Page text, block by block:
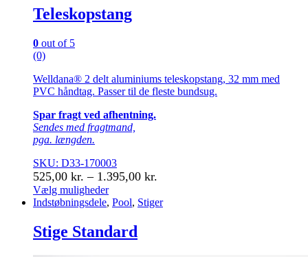
Teleskopstang
0 out of 5
(0)
Welldana® 2 delt aluminiums teleskopstang, 32 mm med
PVC håndtag. Passer til de fleste bundsug.
Spar fragt ved afhentning.
Sendes med fragtmand,
pga. længden.
SKU: D33-170003
525,00 kr. – 1.395,00 kr.
til
Vælg muligheder
Dette
har
flere
Indstøbningsdele, Pool, Stiger
Stige Standard